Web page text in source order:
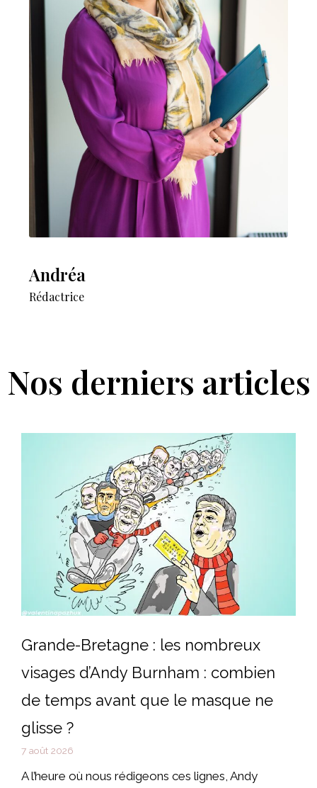
Andréa
Rédactrice
Nos derniers articles
Grande-Bretagne : les nombreux
visages d’Andy Burnham : combien
de temps avant que le masque ne
glisse ?
7 août 2026
A l’heure où nous rédigeons ces lignes, Andy